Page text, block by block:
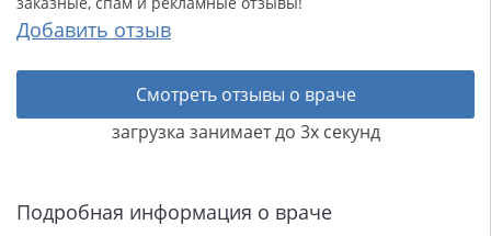
Добавить отзыв
Смотреть отзывы о враче
загрузка занимает до 3х секунд
Подробная информация о враче